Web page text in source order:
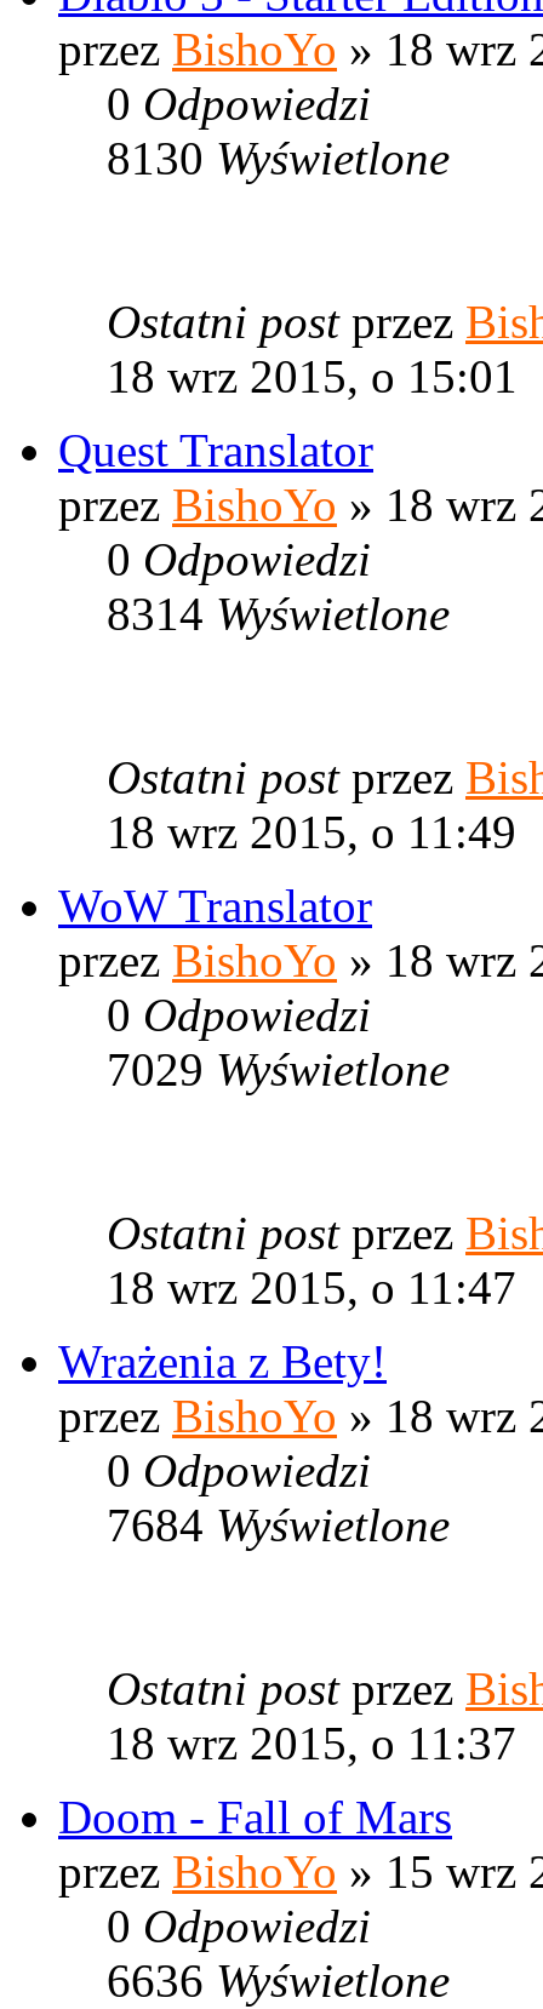
przez BishoYo » 18 wrz
0 Odpowiedzi
8130 Wyświetlone
Ostatni post przez
18 wrz 2015, o 15:01
Quest Translator
przez BishoYo » 18 wrz
0 Odpowiedzi
8314 Wyświetlone
Ostatni post przez
18 wrz 2015, o 11:49
WoW Translator
przez BishoYo » 18 wrz
0 Odpowiedzi
7029 Wyświetlone
Ostatni post przez
18 wrz 2015, o 11:47
Wrażenia z Bety!
przez BishoYo » 18 wrz
0 Odpowiedzi
7684 Wyświetlone
Ostatni post przez
18 wrz 2015, o 11:37
Doom - Fall of Mars
przez BishoYo » 15 wrz
0 Odpowiedzi
6636 Wyświetlone